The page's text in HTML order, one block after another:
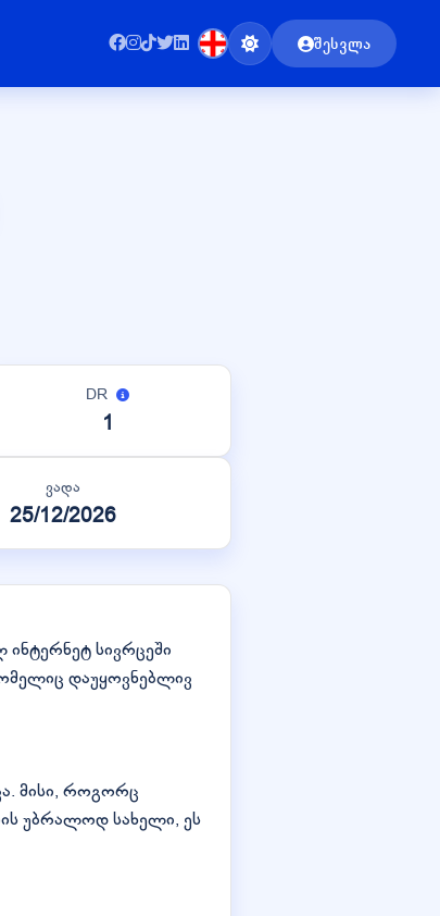
შესვლა
DR
1
ვადა
25/12/2026
სივრცეში
დაუყოვნებლივ
მისი, როგორც
უბრალოდ სახელი, ეს